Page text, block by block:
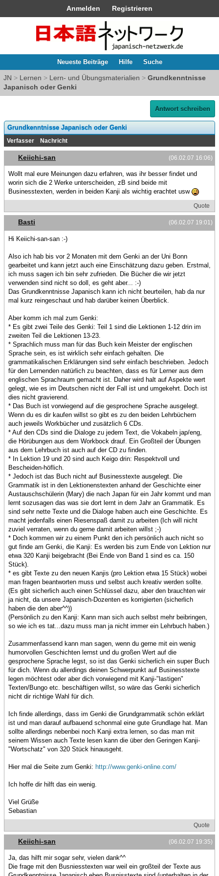
Anmelden Registrieren
Neueste Beiträge Hilfe Suche
JN > Lernen > Lern- und Übungsmaterialien > Grundkenntnisse
Japanisch oder Genki
Antwort schreiben
Grundkenntnisse Japanisch oder Genki
Verfasser Nachricht
(06.02.07 16:06)
Keiichi-san
Wollt mal eure Meinungen dazu erfahren, was ihr besser findet und
worin sich die 2 Werke unterscheiden, zB sind beide mit
Businesstexten, werden in beiden Kanji als wichtig erachtet usw
Quote
(06.02.07 19:01)
Basti
Hi Keiichi-san-san :-)
Also ich hab bis vor 2 Monaten mit dem Genki an der Uni Bonn
gearbeitet und kann jetzt auch eine Einschätzung dazu geben. Erstmal,
ich muss sagen ich bin sehr zufrieden. Die Bücher die wir jetzt
verwenden sind nicht so doll, es geht aber... :-)
Das Grundkenntnisse Japanisch kann ich nicht beurteilen, hab da nur
mal kurz reingeschaut und hab darüber keinen Überblick.
Aber komm ich mal zum Genki:
* Es gibt zwei Teile des Genki: Teil 1 sind die Lektionen 1-12 drin im
zweiten Teil die Lektionen 13-23.
* Sprachlich muss man für das Buch kein Meister der englischen
Sprache sein, es ist wirklich sehr einfach gehalten. Die
grammatikalischen Erklärungen sind sehr einfach beschrieben. Jedoch
für den Lernenden natürlich zu beachten, dass es für Lerner aus dem
englischen Sprachraum gemacht ist. Daher wird halt auf Aspekte wert
gelegt, wie es im Deutschen nicht der Fall ist und umgekehrt. Doch ist
dies nicht gravierend.
* Das Buch ist vorwiegend auf die gesprochene Sprache ausgelegt.
Wenn du es dir kaufen willst so gibt es zu den beiden Lehrbüchern
auch jeweils Workbücher und zusätzlich 6 CDs.
* Auf den CDs sind die Dialoge zu jedem Text, die Vokabeln jap/eng,
die Hörübungen aus dem Workbock drauf. Ein Großteil der Übungen
aus dem Lehrbuch ist auch auf der CD zu finden.
* In Lektion 19 und 20 sind auch Keigo drin: Respektvoll und
Bescheiden-höflich.
* Jedoch ist das Buch nicht auf Businesstexte ausgelegt. Die
Grammatik ist in den Lektionenstexten anhand der Geschichte einer
Austauschschülerin (Mary) die nach Japan für ein Jahr kommt und man
lernt sozusagen das was sie dort lernt in dem Jahr an Grammatik. Es
sind sehr nette Texte und die Dialoge haben auch eine Geschichte. Es
macht jedenfalls einen Riesenspaß damit zu arbeiten (Ich will nicht
zuviel verraten, wenn du gerne damit arbeiten willst ;-)
* Doch kommen wir zu einem Punkt den ich persönlich auch nicht so
gut finde am Genki, die Kanji: Es werden bis zum Ende von Lektion nur
etwa 320 Kanji beigebracht (Bei Ende von Band 1 sind es ca. 150
Stück).
* es gibt Texte zu den neuen Kanjis (pro Lektion etwa 15 Stück) wobei
man fragen beantworten muss und selbst auch kreativ werden sollte.
(Es gibt sicherlich auch einen Schlüssel dazu, aber den brauchten wir
ja nicht, da unsere Japanisch-Dozenten es korrigierten (sicherlich
haben die den aber^^))
(Persönlich zu den Kanji: Kann man sich auch selbst mehr beibringen,
so wie ich es tat...dazu muss man ja nicht immer ein Lehrbuch haben.)
Zusammenfassend kann man sagen, wenn du gerne mit ein wenig
humorvollen Geschichten lernst und du großen Wert auf die
gesprochene Sprache legst, so ist das Genki sicherlich ein super Buch
für dich. Wenn du allerdings deinen Schwerpunkt auf Businesstexte
legen möchtest oder aber dich vorwiegend mit Kanji-"lastigen"
Texten/Bungo etc. beschäftigen willst, so wäre das Genki sicherlich
nicht dir richtige Wahl für dich.
Ich finde allerdings, dass im Genki die Grundgrammatik schön erklärt
ist und man darauf aufbauend schonmal eine gute Grundlage hat. Man
sollte allerdings nebenbei noch Kanji extra lernen, so das man mit
seinem Wissen auch Texte lesen kann die über den Geringen Kanji-
"Wortschatz" von 320 Stück hinausgeht.
Hier mal die Seite zum Genki: http://www.genki-online.com/
Ich hoffe dir hilft das ein wenig.
Viel Grüße
Sebastian
Quote
(06.02.07 19:35)
Keiichi-san
Ja, das hilft mir sogar sehr, vielen dank^^
Die frage mit den Busniesstexten war weil ein großteil der Texte aus